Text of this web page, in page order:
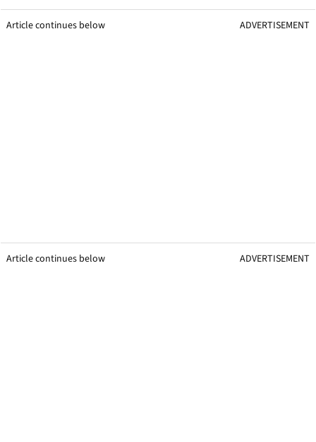
Article continues below ADVERTISEMENT
Article continues below ADVERTISEMENT